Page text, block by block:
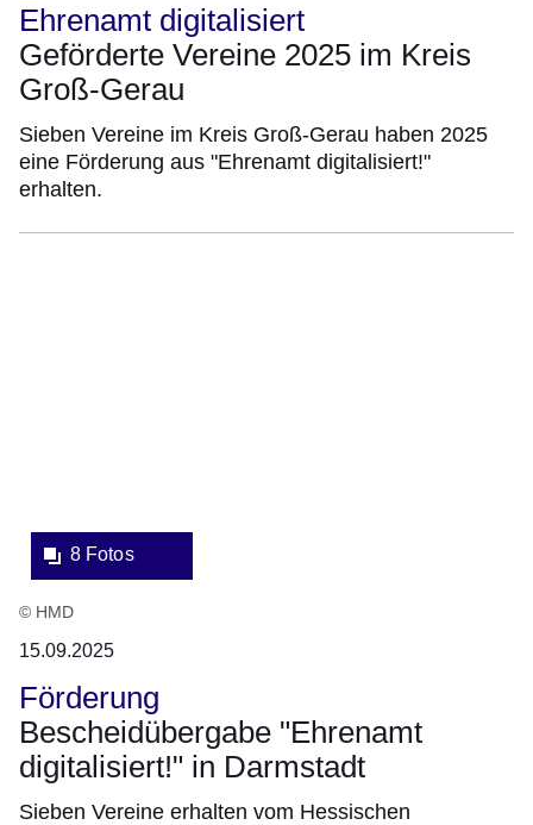
Ehrenamt digitalisiert
Geförderte Vereine 2025 im Kreis
Groß-Gerau
Sieben Vereine im Kreis Groß-Gerau haben 2025
eine Förderung aus "Ehrenamt digitalisiert!"
erhalten.
8 Fotos
© HMD
15.09.2025
Förderung
Bescheidübergabe "Ehrenamt
digitalisiert!" in Darmstadt
Sieben Vereine erhalten vom Hessischen